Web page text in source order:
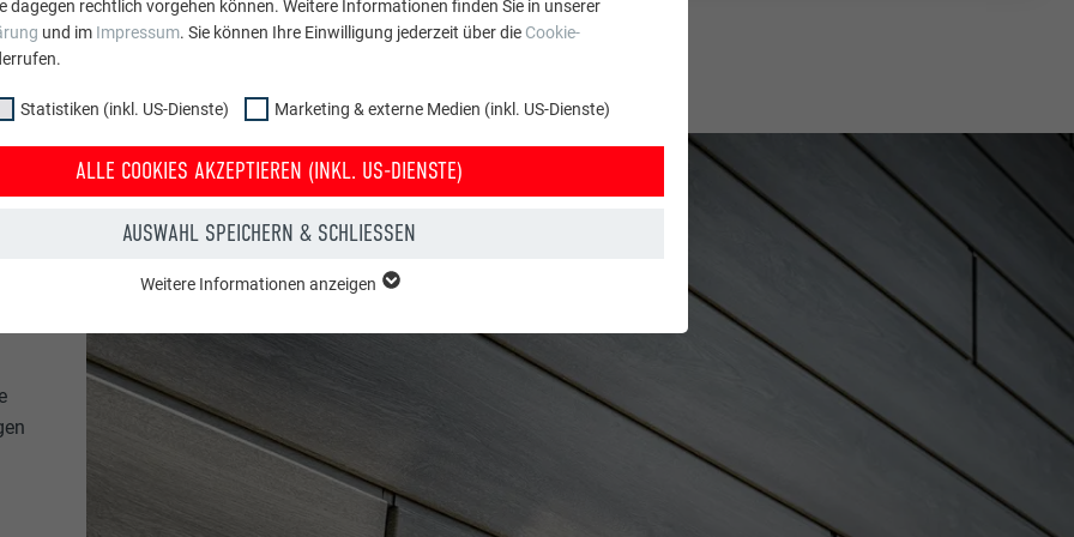
dagegen rechtlich vorgehen können. Weitere Informationen finden Sie in unserer
und im Impressum. Sie können Ihre Einwilligung jederzeit über die Cookie-
Statistiken (inkl. US-Dienste) Marketing & externe Medien (inkl. US-Dienste)
ALLE COOKIES AKZEPTIEREN (INKL. US-DIENSTE)
AUSWAHL SPEICHERN & SCHLIESSEN
PHPSESSIDCookie-Informationen anzeigen
US-DIENSTE)
(inkl. US-Dienste)"-Cookies helfen uns zu verstehen, wie die Website genutzt wird.
gesammelt, um die Nutzererfahrung der Website zu verbessern.
Weitere Informationen anzeigen